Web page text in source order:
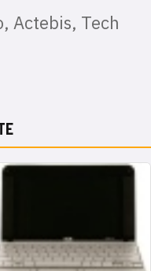
Actebis, Tech